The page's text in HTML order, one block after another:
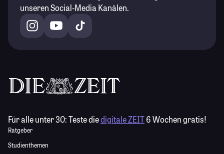
unseren Social-Media Kanälen.
Für alle unter 30:Teste diedigitale ZEIT6 Wochen gratis!
Ratgeber
Studienthemen